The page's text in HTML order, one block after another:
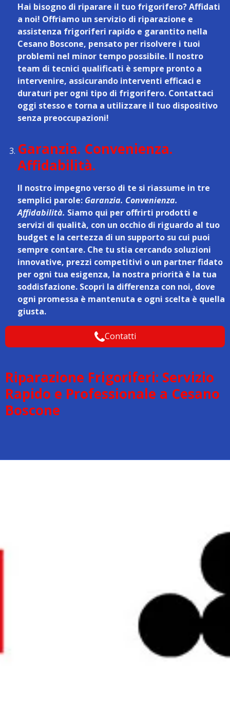
Hai bisogno di riparare il tuo frigorifero? Affidati
a noi! Offriamo un servizio di riparazione e
assistenza frigoriferi rapido e garantito nella
Cesano Boscone, pensato per risolvere i tuoi
problemi nel minor tempo possibile. Il nostro
team di tecnici qualificati è sempre pronto a
intervenire, assicurando interventi efficaci e
duraturi per ogni tipo di frigorifero. Contattaci
oggi stesso e torna a utilizzare il tuo dispositivo
senza preoccupazioni!
Garanzia. Convenienza.
Affidabilità.
Il nostro impegno verso di te si riassume in tre
semplici parole: Garanzia. Convenienza.
Affidabilità. Siamo qui per offrirti prodotti e
servizi di qualità, con un occhio di riguardo al tuo
budget e la certezza di un supporto su cui puoi
sempre contare. Che tu stia cercando soluzioni
innovative, prezzi competitivi o un partner fidato
per ogni tua esigenza, la nostra priorità è la tua
soddisfazione. Scopri la differenza con noi, dove
ogni promessa è mantenuta e ogni scelta è quella
giusta.
Contatti
Riparazione Frigoriferi: Servizio
Rapido e Professionale a Cesano
Boscone